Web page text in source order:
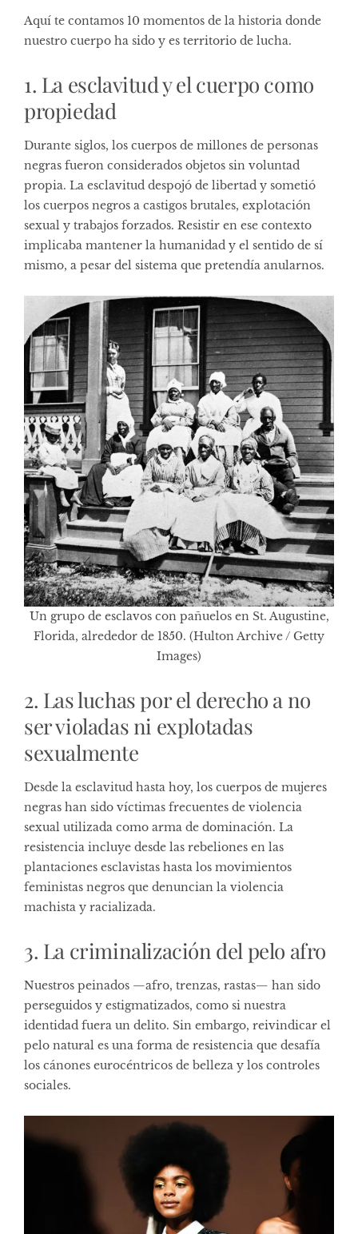
Aquí te contamos 10 momentos de la historia donde
nuestro cuerpo ha sido y es territorio de lucha.
1. La esclavitud y el cuerpo como
propiedad
Durante siglos, los cuerpos de millones de personas
negras fueron considerados objetos sin voluntad
propia. La esclavitud despojó de libertad y sometió
los cuerpos negros a castigos brutales, explotación
sexual y trabajos forzados. Resistir en ese contexto
implicaba mantener la humanidad y el sentido de sí
mismo, a pesar del sistema que pretendía anularnos.
Un grupo de esclavos con pañuelos en St. Augustine,
Florida, alrededor de 1850. (Hulton Archive / Getty
Images)
2. Las luchas por el derecho a no
ser violadas ni explotadas
sexualmente
Desde la esclavitud hasta hoy, los cuerpos de mujeres
negras han sido víctimas frecuentes de violencia
sexual utilizada como arma de dominación. La
resistencia incluye desde las rebeliones en las
plantaciones esclavistas hasta los movimientos
feministas negros que denuncian la violencia
machista y racializada.
3. La criminalización del pelo afro
Nuestros peinados —afro, trenzas, rastas— han sido
perseguidos y estigmatizados, como si nuestra
identidad fuera un delito. Sin embargo, reivindicar el
pelo natural es una forma de resistencia que desafía
los cánones eurocéntricos de belleza y los controles
sociales.